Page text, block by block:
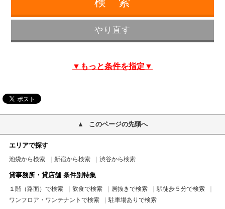
▼もっと条件を指定▼
このページの先頭へ
エリアで探す
池袋から検索 新宿から検索 渋谷から検索
貸事務所・貸店舗 条件別特集
１階（路面）で検索 飲食で検索 居抜きで検索
駅徒歩５分で検索
ワンフロア・ワンテナントで検索
駐車場ありで検索